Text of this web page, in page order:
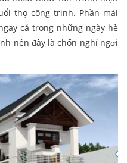
thọ công trình. Phần mái
cả trong những ngày hè
nên đây là chốn nghỉ ngơi